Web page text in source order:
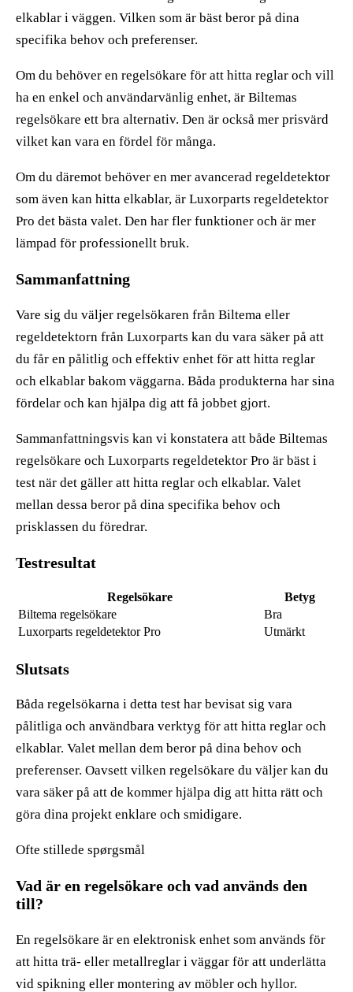
elkablar i väggen. Vilken som är bäst beror på dina
specifika behov och preferenser.
Om du behöver en regelsökare för att hitta reglar och vill
ha en enkel och användarvänlig enhet, är Biltemas
regelsökare ett bra alternativ. Den är också mer prisvärd
vilket kan vara en fördel för många.
Om du däremot behöver en mer avancerad regeldetektor
som även kan hitta elkablar, är Luxorparts regeldetektor
Pro det bästa valet. Den har fler funktioner och är mer
lämpad för professionellt bruk.
Sammanfattning
Vare sig du väljer regelsökaren från Biltema eller
regeldetektorn från Luxorparts kan du vara säker på att
du får en pålitlig och effektiv enhet för att hitta reglar
och elkablar bakom väggarna. Båda produkterna har sina
fördelar och kan hjälpa dig att få jobbet gjort.
Sammanfattningsvis kan vi konstatera att både Biltemas
regelsökare och Luxorparts regeldetektor Pro är bäst i
test när det gäller att hitta reglar och elkablar. Valet
mellan dessa beror på dina specifika behov och
prisklassen du föredrar.
Testresultat
Regelsökare
Betyg
Biltema regelsökare
Bra
Luxorparts regeldetektor Pro
Utmärkt
Slutsats
Båda regelsökarna i detta test har bevisat sig vara
pålitliga och användbara verktyg för att hitta reglar och
elkablar. Valet mellan dem beror på dina behov och
preferenser. Oavsett vilken regelsökare du väljer kan du
vara säker på att de kommer hjälpa dig att hitta rätt och
göra dina projekt enklare och smidigare.
Ofte stillede spørgsmål
Vad är en regelsökare och vad används den
till?
En regelsökare är en elektronisk enhet som används för
att hitta trä- eller metallreglar i väggar för att underlätta
vid spikning eller montering av möbler och hyllor.